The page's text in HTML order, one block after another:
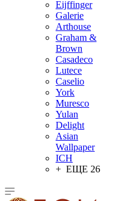
Eijffinger
Galerie
Arthouse
Graham &
Brown
Casadeco
Lutece
Caselio
York
Muresco
Yulan
Delight
Asian
Wallpaper
ICH
+ ЕЩЕ 26